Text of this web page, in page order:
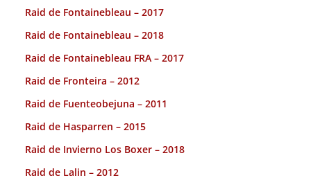
Raid de Fontainebleau – 2017
Raid de Fontainebleau – 2018
Raid de Fontainebleau FRA – 2017
Raid de Fronteira – 2012
Raid de Fuenteobejuna – 2011
Raid de Hasparren – 2015
Raid de Invierno Los Boxer – 2018
Raid de Lalin – 2012